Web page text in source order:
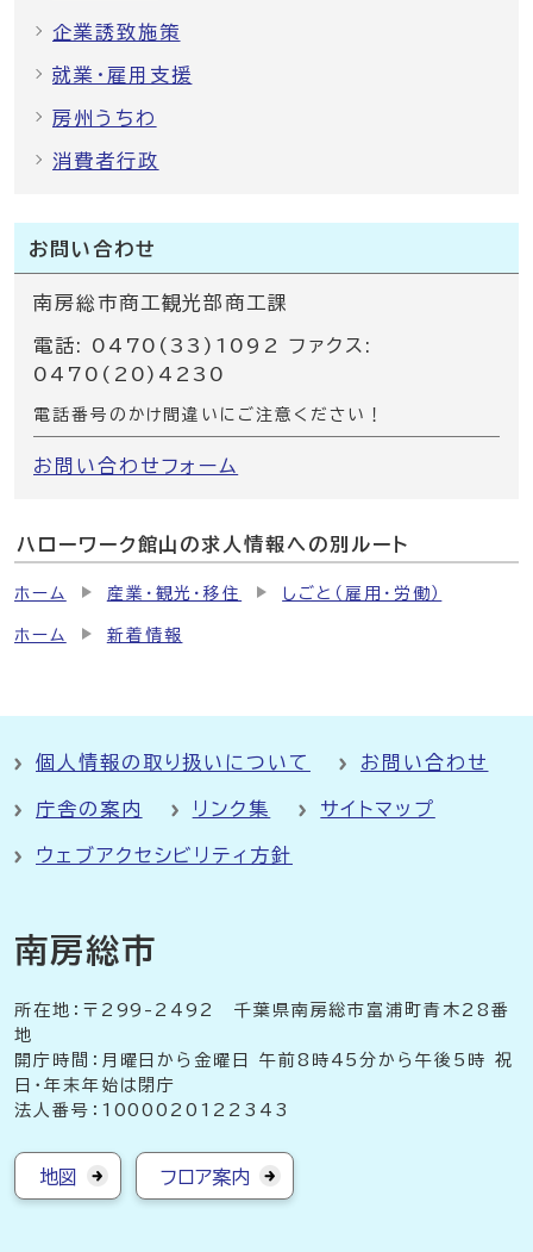
企業誘致施策
就業・雇用支援
房州うちわ
消費者行政
お問い合わせ
南房総市商工観光部商工課
電話: 0470(33)1092 ファクス:
0470(20)4230
電話番号のかけ間違いにご注意ください！
お問い合わせフォーム
ハローワーク館山の求人情報への別ルート
ホーム 産業・観光・移住 しごと（雇用・労働）
ホーム 新着情報
個人情報の取り扱いについて お問い合わせ
庁舎の案内 リンク集 サイトマップ
ウェブアクセシビリティ方針
南房総市
所在地：〒299-2492 千葉県南房総市富浦町青木28番
地
開庁時間：月曜日から金曜日 午前8時45分から午後5時 祝
日・年末年始は閉庁
法人番号：1000020122343
地図 フロア案内